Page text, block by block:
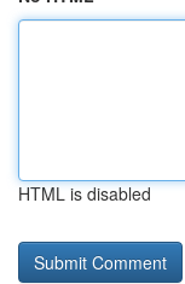
HTML is disabled